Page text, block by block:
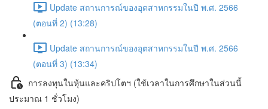
Update สถานการณ์ของอุตสาหกรรมในปี พ.ศ. 2566
(ตอนที่ 2) (13:28)
Update สถานการณ์ของอุตสาหกรรมในปี พ.ศ. 2566
(ตอนที่ 3) (13:34)
การลงทุนในหุ้นและคริปโตฯ (ใช้เวลาในการศึกษาในส่วนนี้
ประมาณ 1 ชั่วโมง)